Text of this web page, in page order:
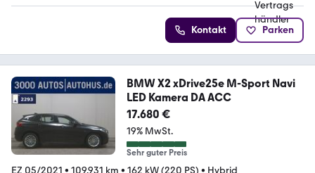
Kontakt Parken
BMW X2 xDrive25e M-Sport Navi
LED Kamera DA ACC
17.680 €
19% MwSt.
Sehr guter Preis